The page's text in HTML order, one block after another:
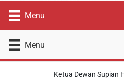
Menu
Menu
Ketua Dewan Supian HK,